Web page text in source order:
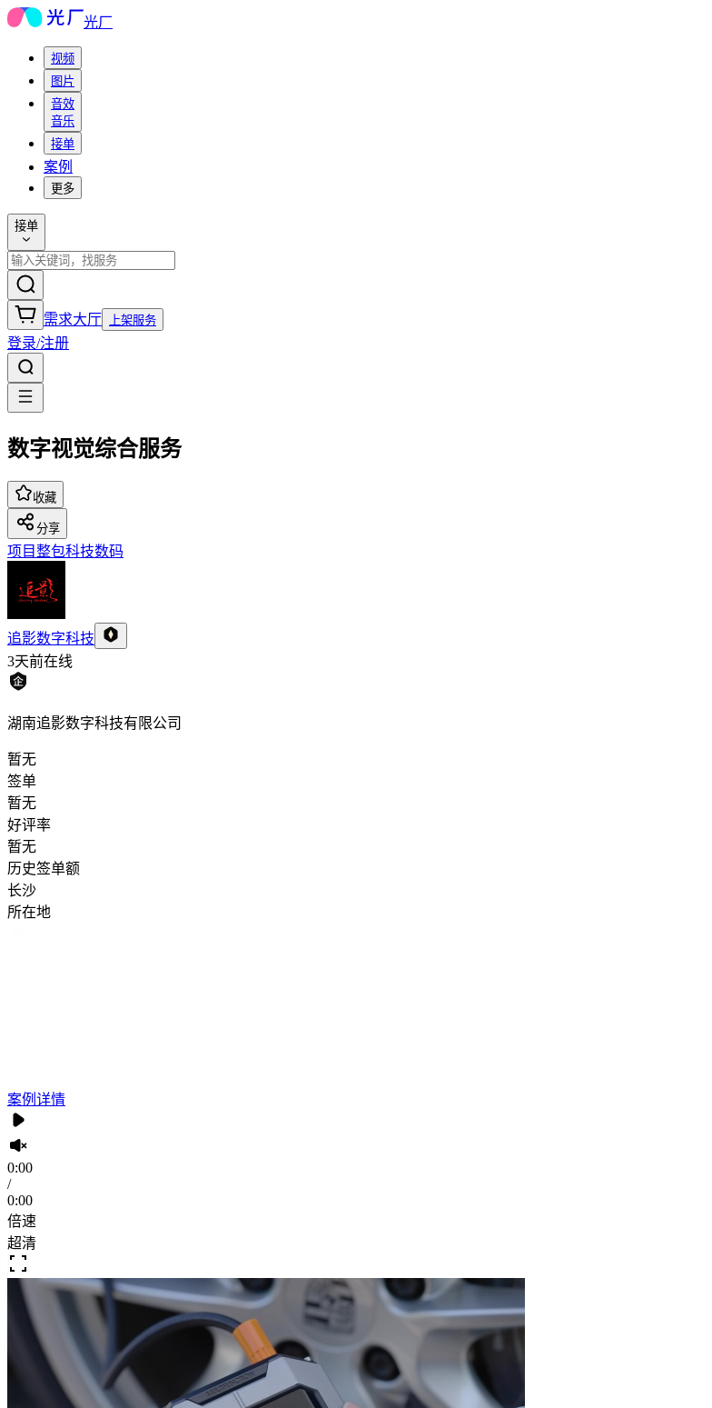
光厂
视频
图片
音效
音乐
接单
案例
更多
接单
需求大厅 上架服务
登录/注册
数字视觉综合服务
收藏
分享
项目整包科技数码
追影数字科技
3天前在线
湖南追影数字科技有限公司
暂无
签单
暂无
好评率
暂无
历史签单额
长沙
所在地
案例详情
0:00
/
0:00
倍速
超清